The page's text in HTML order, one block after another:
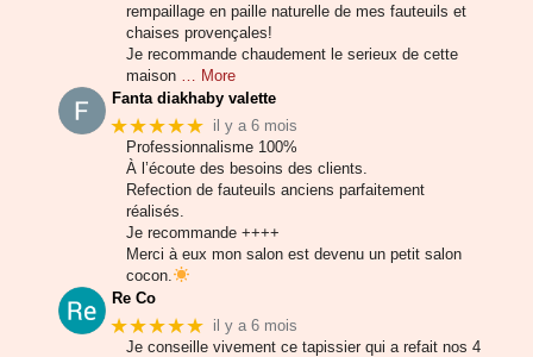
rempaillage en paille naturelle de mes fauteuils et
chaises provençales!
Je recommande chaudement le serieux de cette
maison
… More
Fanta diakhaby valette
★★★★★ il y a 6 mois
Professionnalisme 100%
À l’écoute des besoins des clients.
Refection de fauteuils anciens parfaitement
réalisés.
Je recommande ++++
Merci à eux mon salon est devenu un petit salon
cocon.
Re Co
★★★★★ il y a 6 mois
Je conseille vivement ce tapissier qui a refait nos 4